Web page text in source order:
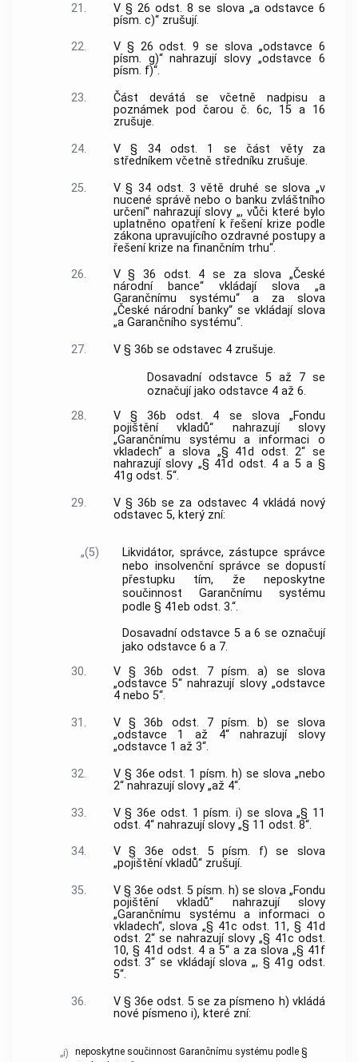
21.
V § 26 odst. 8 se slova „a odstavce 6
písm. c)“ zrušují.
22.
V § 26 odst. 9 se slova „odstavce 6
písm. g)“ nahrazují slovy „odstavce 6
písm. f)“.
23.
Část devátá se včetně nadpisu a
poznámek pod čarou č. 6c, 15 a 16
zrušuje.
24.
V § 34 odst. 1 se část věty za
středníkem včetně středníku zrušuje.
25.
V § 34 odst. 3 větě druhé se slova „v
nucené správě nebo o banku zvláštního
určení“ nahrazují slovy „, vůči které bylo
uplatněno opatření k řešení krize podle
zákona upravujícího ozdravné postupy a
řešení krize na finančním trhu“.
26.
V § 36 odst. 4 se za slova „České
národní bance“ vkládají slova „a
Garančnímu systému“ a za slova
„České národní banky“ se vkládají slova
„a Garančního systému“.
27.
V § 36b se odstavec 4 zrušuje.
Dosavadní odstavce 5 až 7 se
označují jako odstavce 4 až 6.
28.
V § 36b odst. 4 se slova „Fondu
pojištění vkladů“ nahrazují slovy
„Garančnímu systému a informaci o
vkladech“ a slova „§ 41d odst. 2“ se
nahrazují slovy „§ 41d odst. 4 a 5 a §
41g odst. 5“.
29.
V § 36b se za odstavec 4 vkládá nový
odstavec 5, který zní:
„(5)
Likvidátor, správce, zástupce správce
nebo insolvenční správce se dopustí
přestupku tím, že neposkytne
součinnost Garančnímu systému
podle § 41eb odst. 3.“.
Dosavadní odstavce 5 a 6 se označují
jako odstavce 6 a 7.
30.
V § 36b odst. 7 písm. a) se slova
„odstavce 5“ nahrazují slovy „odstavce
4 nebo 5“.
31.
V § 36b odst. 7 písm. b) se slova
„odstavce 1 až 4“ nahrazují slovy
„odstavce 1 až 3“.
32.
V § 36e odst. 1 písm. h) se slova „nebo
2“ nahrazují slovy „až 4“.
33.
V § 36e odst. 1 písm. i) se slova „§ 11
odst. 4“ nahrazují slovy „§ 11 odst. 8“.
34.
V § 36e odst. 5 písm. f) se slova
„pojištění vkladů“ zrušují.
35.
V § 36e odst. 5 písm. h) se slova „Fondu
pojištění vkladů“ nahrazují slovy
„Garančnímu systému a informaci o
vkladech“, slova „§ 41c odst. 11, § 41d
odst. 2“ se nahrazují slovy „§ 41c odst.
10, § 41d odst. 4 a 5“ a za slova „§ 41f
odst. 3“ se vkládají slova „, § 41g odst.
5“.
36.
V § 36e odst. 5 se za písmeno h) vkládá
nové písmeno i), které zní:
„i)
neposkytne součinnost Garančnímu systému podle §